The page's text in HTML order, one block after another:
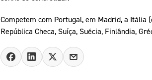
Competem com Portugal, em Madrid, a Itália
República Checa, Suíça, Suécia, Finlândia,